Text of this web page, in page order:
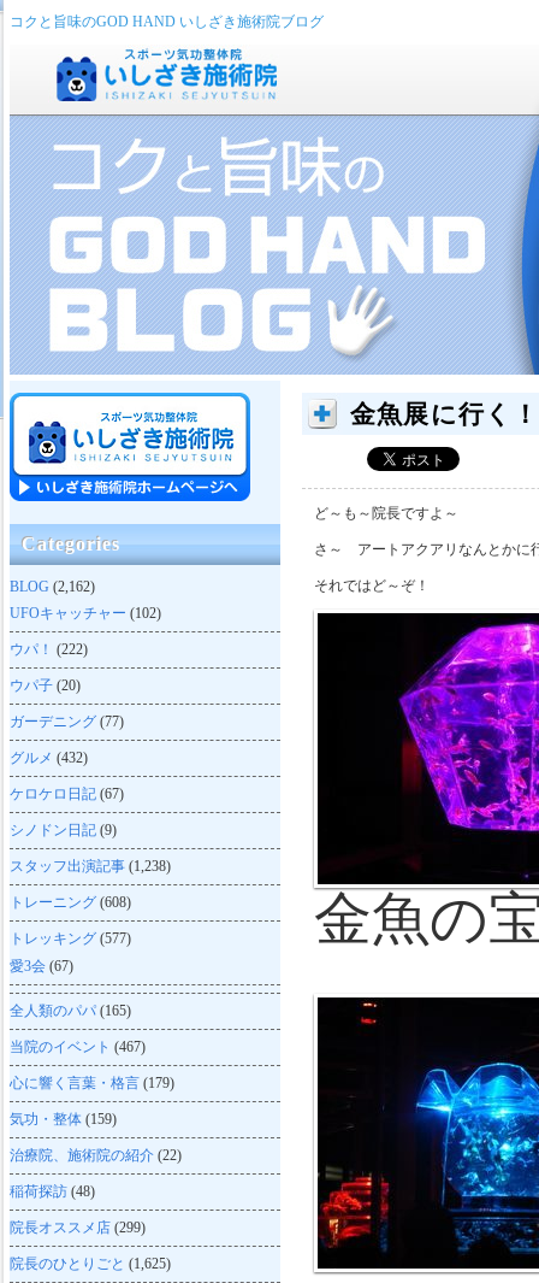
コクと旨味のGOD HAND いしざき施術院ブログ
金魚展に行く
ど～も～院長ですよ～
さ～ アートアクアリなんとかに
それではど～ぞ！
金魚の
Categories
BLOG (2,162)
UFOキャッチャー (102)
ウパ！ (222)
ウパ子 (20)
ガーデニング (77)
グルメ (432)
ケロケロ日記 (67)
シノドン日記 (9)
スタッフ出演記事 (1,238)
トレーニング (608)
トレッキング (577)
愛3会 (67)
全人類のパパ (165)
当院のイベント (467)
心に響く言葉・格言 (179)
気功・整体 (159)
治療院、施術院の紹介 (22)
稲荷探訪 (48)
院長オススメ店 (299)
院長のひとりごと (1,625)